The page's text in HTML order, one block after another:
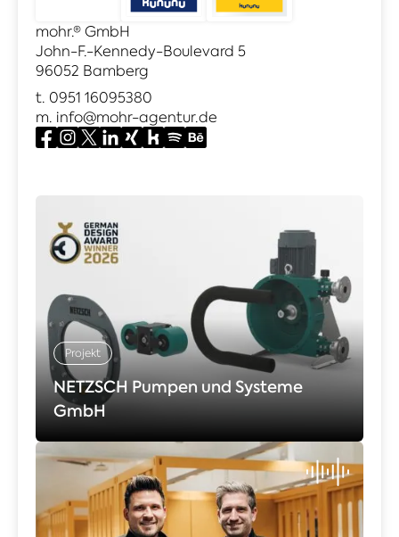
mohr.® GmbH
John-F.-Kennedy-Boulevard 5
96052 Bamberg
t. 0951 16095380
m. info@mohr-agentur.de
Projekt
NETZSCH Pumpen und Systeme
GmbH